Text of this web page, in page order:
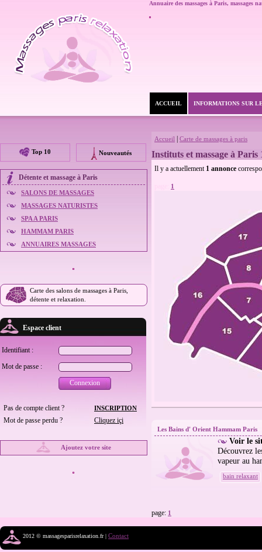
Annuaire des massages à Paris, massages
ACCUEIL INFORMATIONS SUR
Top 10 Nouveautés
Détente et massage à Paris
SALONS DE MASSAGES
MASSAGES NATURISTES
SPA A PARIS
HAMMAM PARIS
ANNUAIRES MASSAGES
Carte des salons de massages à Paris,
détente et relaxation.
Espace client
Identifiant :
Mot de passe :
Connexion
Pas de compte client ? INSCRIPTION
Mot de passe perdu ? Cliquez içi
Ajoutez votre site
Accueil Carte de massages à paris
Instituts et massage à Paris
Il y a actuellement 1 annonce
1
Les Bains d' Orient Hammam Paris
Voir le
Découvrez
vapeur au
bain relaxant
page: 1
2012 © massagesparisrelaxation.fr | Contact